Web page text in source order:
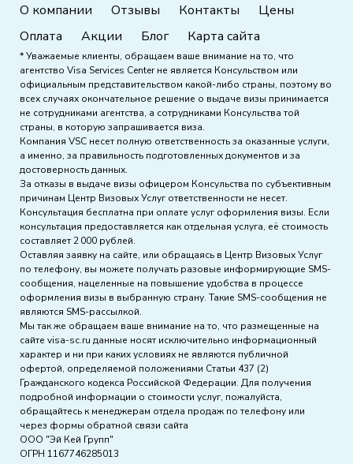
О компании Отзывы Контакты
Цены
Оплата
Акции Блог Карта сайта
* Уважаемые клиенты, обращаем ваше внимание на то, что
агентство Visa Services Center не является Консульством или
официальным представительством какой-либо страны, поэтому во
всех случаях окончательное решение о выдаче визы принимается
не сотрудниками агентства, а сотрудниками Консульства той
страны, в которую запрашивается виза.
Компания VSC несет полную ответственность за оказанные услуги,
а именно, за правильность подготовленных документов и за
достоверность данных.
За отказы в выдаче визы офицером Консульства по субъективным
причинам Центр Визовых Услуг ответственности не несет.
Консультация бесплатна при оплате услуг оформления визы. Если
консультация предоставляется как отдельная услуга, её стоимость
составляет 2 000 рублей.
Оставляя заявку на сайте, или обращаясь в Центр Визовых Услуг
по телефону, вы можете получать разовые информирующие SMS-
сообщения, нацеленные на повышение удобства в процессе
оформления визы в выбранную страну. Такие SMS-сообщения не
являются SMS-рассылкой.
Мы так же обращаем ваше внимание на то, что размещенные на
сайте visa-sc.ru данные носят исключительно информационный
характер и ни при каких условиях не являются публичной
офертой, определяемой положениями Статьи 437 (2)
Гражданского кодекса Российской Федерации. Для получения
подробной информации о стоимости услуг, пожалуйста,
обращайтесь к менеджерам отдела продаж по телефону или
через формы обратной связи сайта
ООО "Эй Кей Групп"
ОГРН 1167746285013